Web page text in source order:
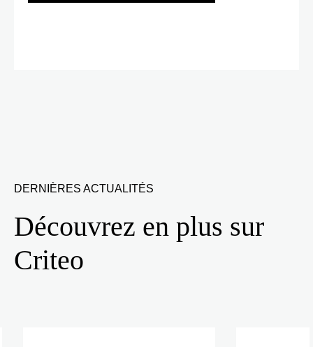
DERNIÈRES ACTUALITÉS
Découvrez en plus sur
Criteo